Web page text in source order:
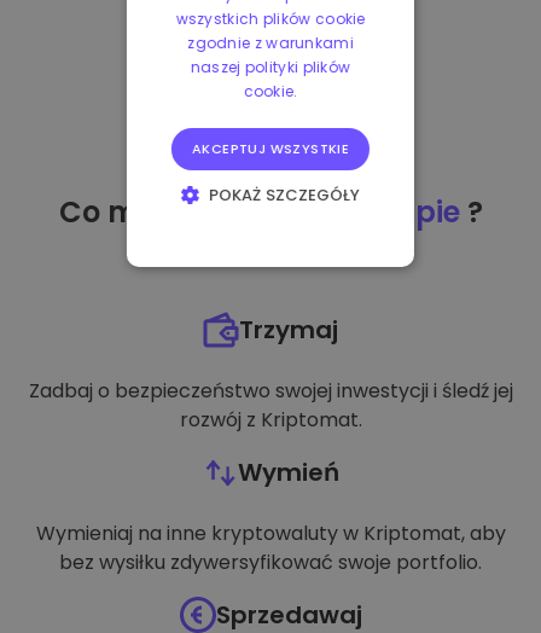
Co mogę zrobićpo zakupie?
Trzymaj
Zadbaj o bezpieczeństwo swojej inwestycji i śledź jej
rozwój z Kriptomat.
Wymień
Wymieniaj na inne kryptowaluty w Kriptomat, aby
bez wysiłku zdywersyfikować swoje portfolio.
Sprzedawaj
wszystkich plików cookie
zgodnie z warunkami
naszej polityki plików
cookie.
AKCEPTUJ WSZYSTKIE
POKAŻ SZCZEGÓŁY
TARGETOWANIE
FUNKCJONALNOŚĆ